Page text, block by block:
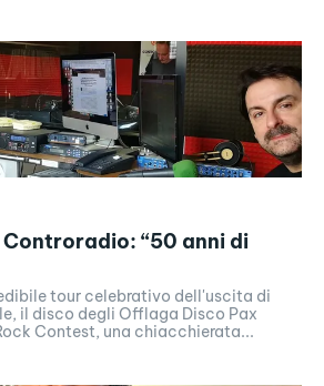
“50 anni di
tour celebrativo dell'uscita di
il disco degli Offlaga Disco Pax
Contest, una chiacchierata...